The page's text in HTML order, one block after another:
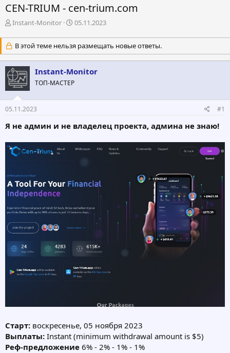
CEN-TRIUM - cen-trium.com
А
т
о
р
т
е
м
ы
Instant-Monitor
Д
т
а
н
а
ч
05.11.2023
В этой теме нельзя размещать новые ответы.
Instant-Monitor
ТОП-МАСТЕР
05.11.2023 #1
Я не админ и не владелец проекта, админа не знаю!
Старт: воскресенье, 05 ноября 2023
Выплаты: Instant (minimum withdrawal amount is $5)
Реф-предложение 6% - 2% - 1% - 1%